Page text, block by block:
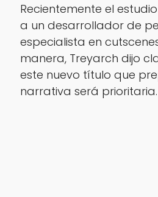
Recientemente el
a un desarrollador de
especialista en
manera, Treyarch dijo
este nuevo título que
narrativa será prioritaria.